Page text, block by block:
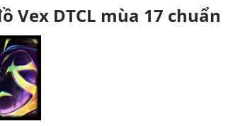
Vex DTCL mùa 17 chuẩn